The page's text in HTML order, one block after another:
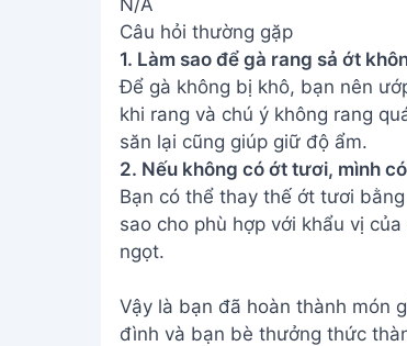
Câu hỏi thường gặp
1. Làm sao để gà rang sả ớt
Để gà không bị khô, bạn nên
khi rang và chú ý không rang
săn lại cũng giúp giữ độ ẩm.
2. Nếu không có ớt tươi, mình
Bạn có thể thay thế ớt tươi
sao cho phù hợp với khẩu vị
ngọt.
Vậy là bạn đã hoàn thành món
đình và bạn bè thưởng thức